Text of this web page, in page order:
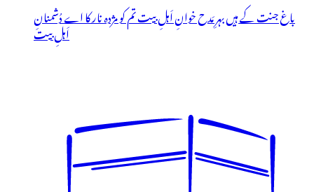
باغ جنت کے ہیں بہرِ مَدح خوانِ اَہلِ بیت تم کو مژدہ نار کا اے دُشمنانِ
اَہلِ بیت